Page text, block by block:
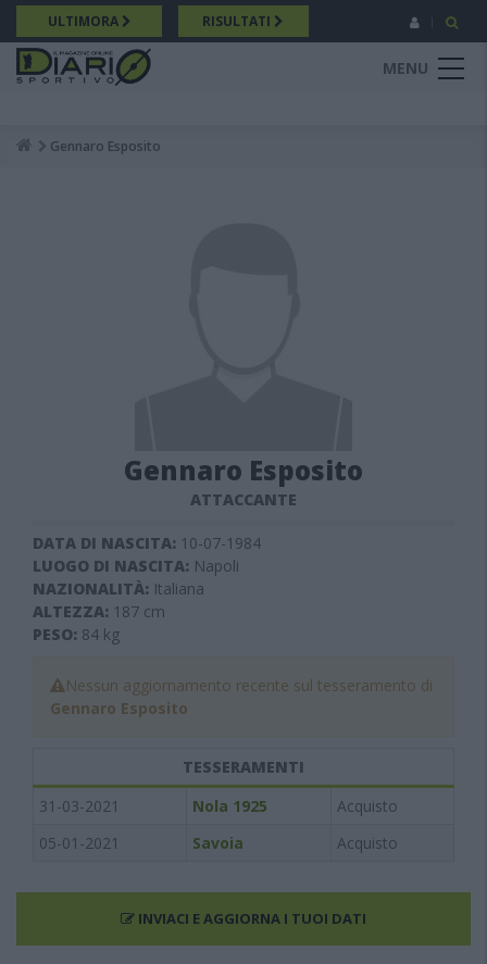
Salta
al
contenuto
principale
ULTIMORA RISULTATI
MENU
Breadcrumb
Gennaro Esposito
Gennaro Esposito
ATTACCANTE
DATA DI NASCITA: 10-07-1984
LUOGO DI NASCITA: Napoli
NAZIONALITÀ: Italiana
ALTEZZA: 187 cm
PESO: 84 kg
Nessun aggiornamento recente sul tesseramento di
Gennaro Esposito
TESSERAMENTI
31-03-2021
Nola 1925
Acquisto
05-01-2021
Savoia Acquisto
INVIACI E AGGIORNA I TUOI DATI